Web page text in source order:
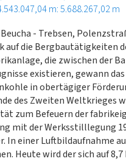
m: 5.688.267,02 m
- Trebsen,
auf die Bergbautätigkeiten
die zwischen der
existieren, gewann
in obertägiger
des Zweiten Weltkrieges
zum Befeuern der
mit der Werksstilllegung
In einer Luftbildaufnahme
Heute wird der sich auf